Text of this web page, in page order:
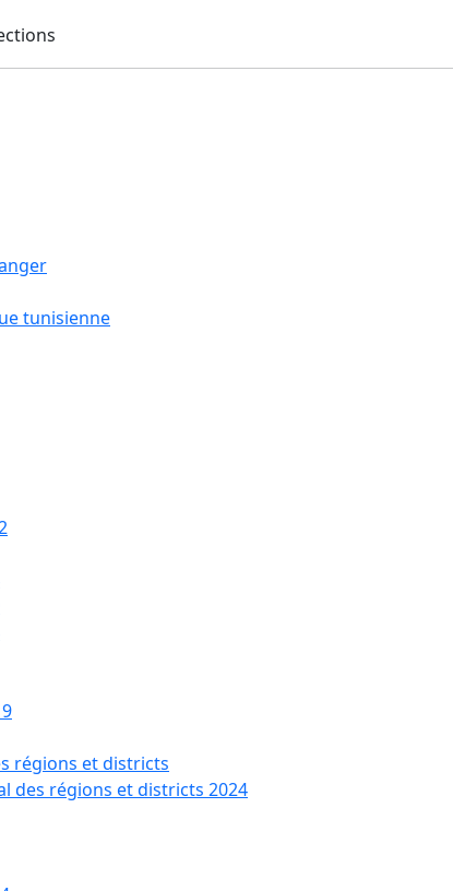
tunisienne
régions et districts
des régions et districts 2024